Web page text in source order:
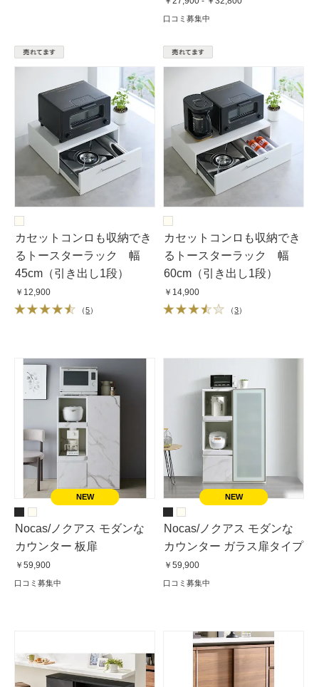
口コミ募集中
カセットコンロも収納でき
るトースターラック 幅
45cm（引き出し1段）
￥12,900
（5）
カセットコンロも収納でき
るトースターラック 幅
60cm（引き出し1段）
￥14,900
（3）
Nocas/ノクアス モダンな
カウンター 板扉
￥59,900
口コミ募集中
Nocas/ノクアス モダンな
カウンター ガラス扉タイプ
￥59,900
口コミ募集中